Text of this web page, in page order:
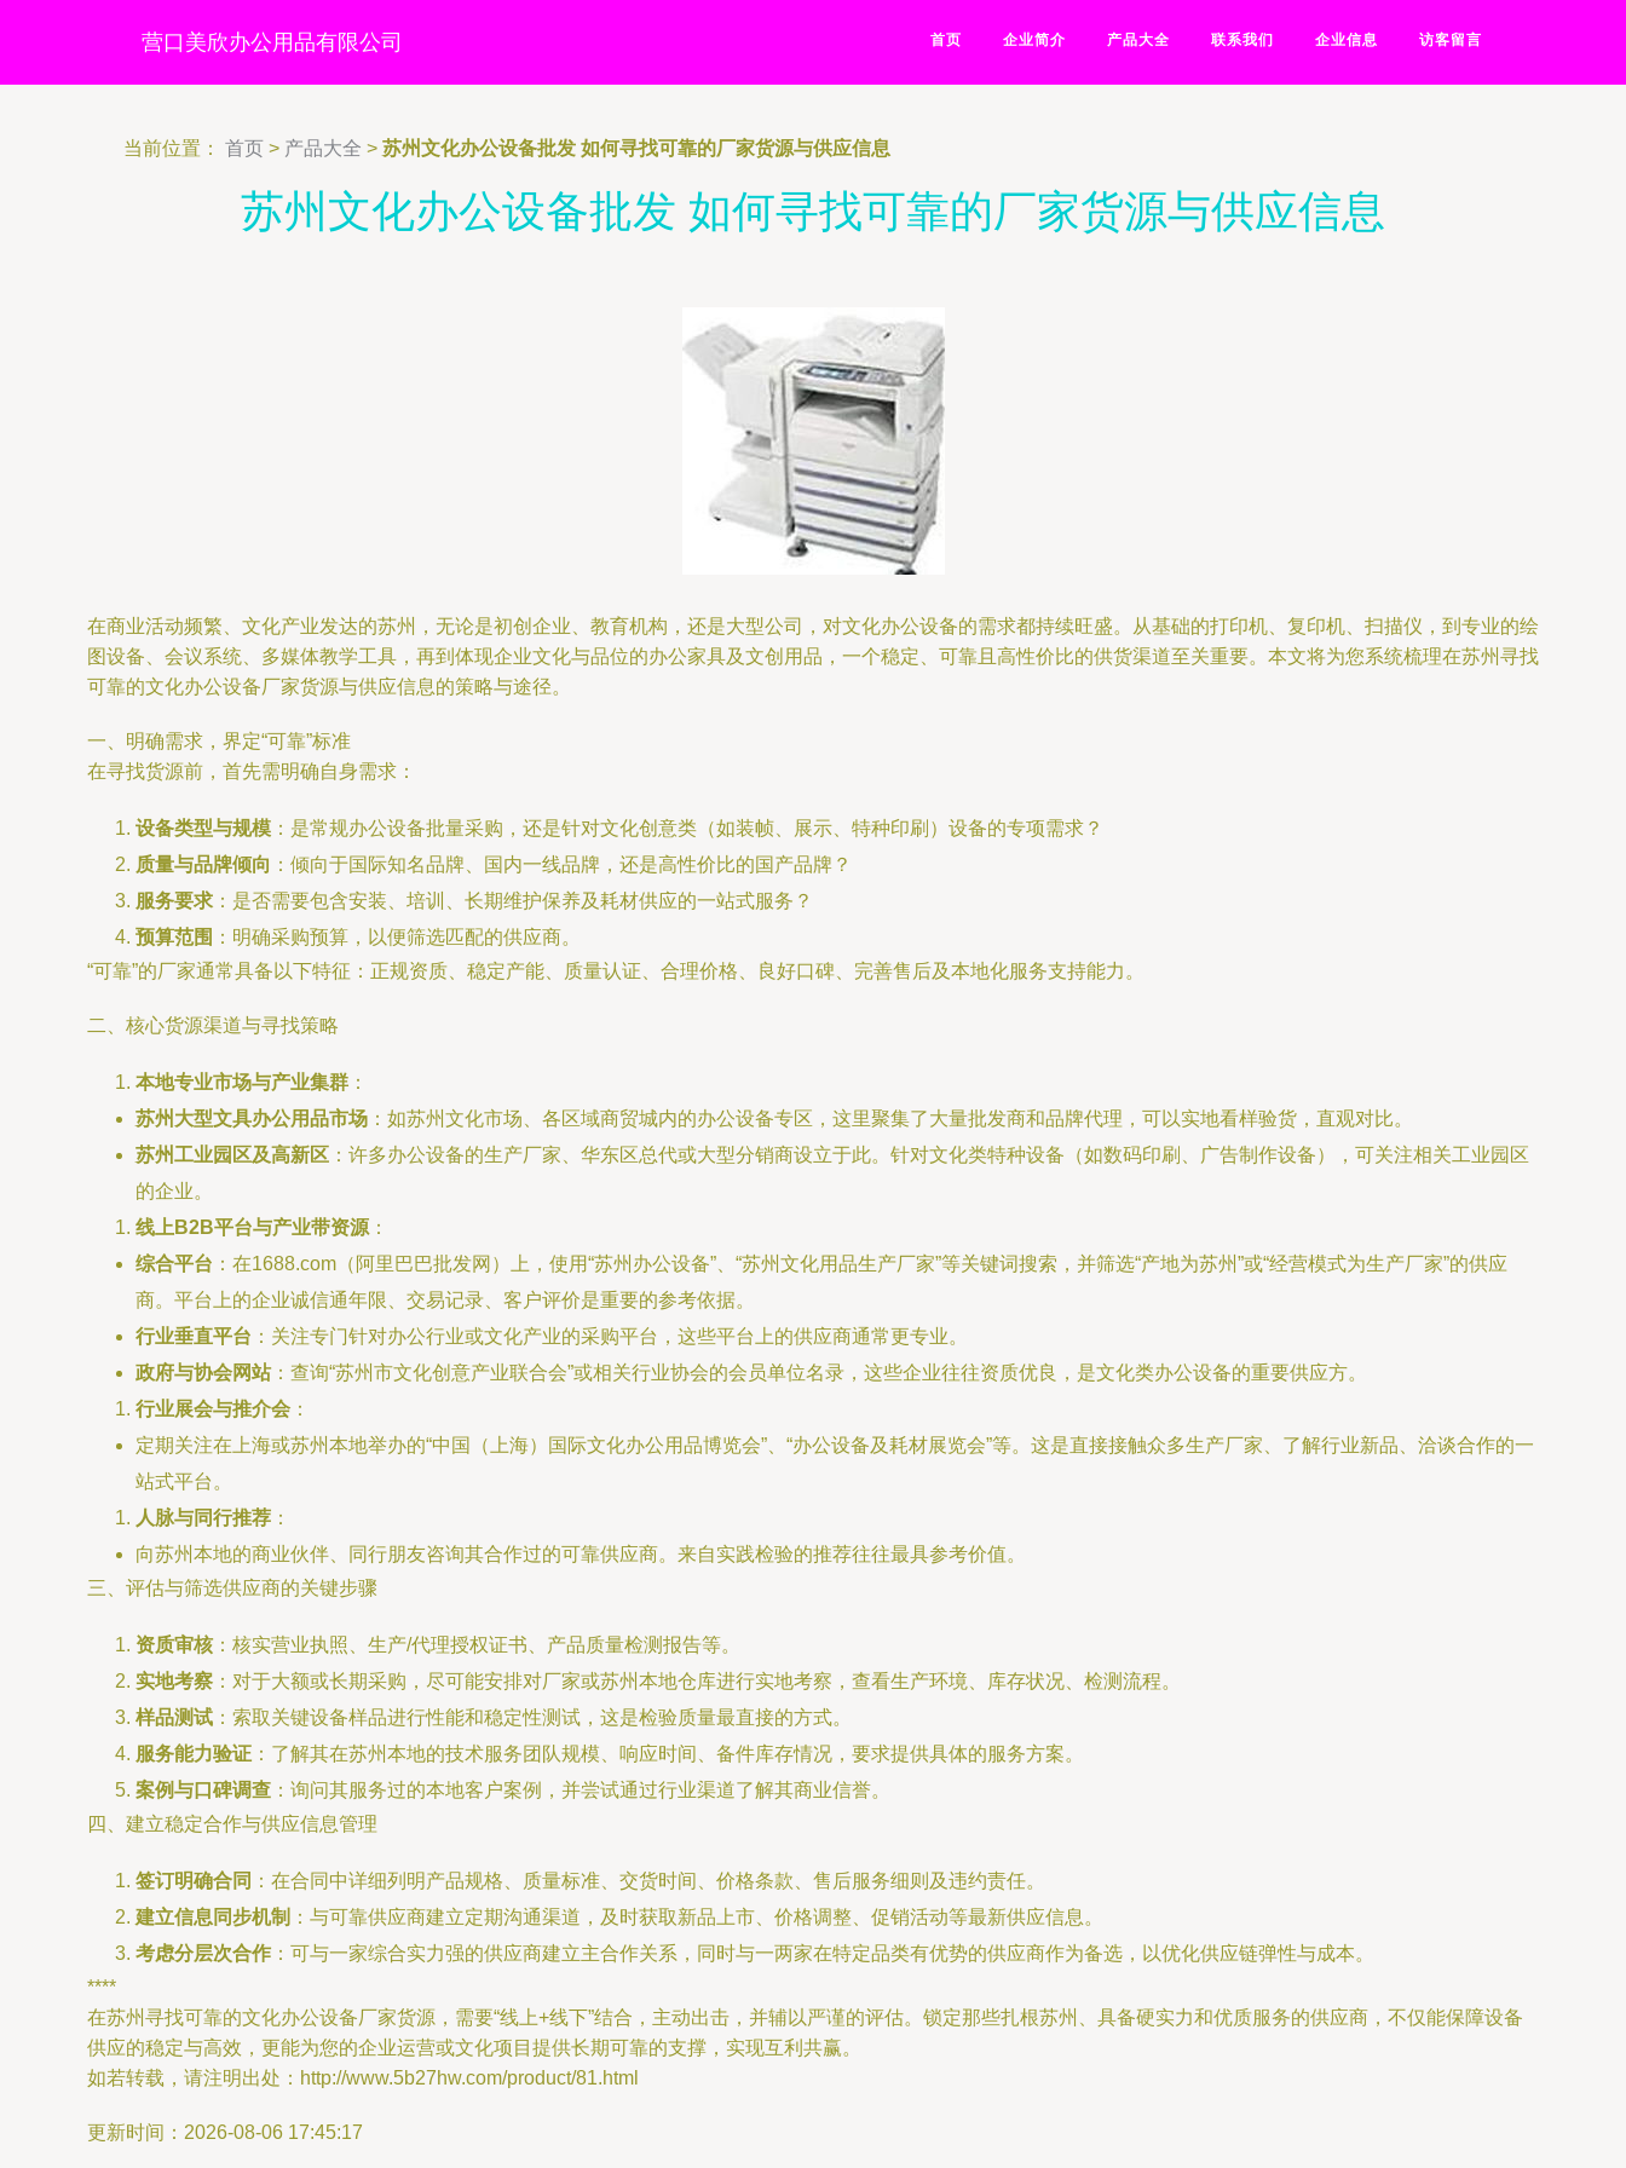
营口美欣办公用品有限公司 首页 企业简介 产品大全 联系我们 企业信息 访客留言
当前位置： 首页 > 产品大全 > 苏州文化办公设备批发 如何寻找可靠的厂家货源与供应信息
苏州文化办公设备批发 如何寻找可靠的厂家货源与供应信息
在商业活动频繁、文化产业发达的苏州，无论是初创企业、教育机构，还是大型公司，对文化办公设备的需求都持续旺盛。从基础的打印机、复印机、扫描仪，到专业的绘
图设备、会议系统、多媒体教学工具，再到体现企业文化与品位的办公家具及文创用品，一个稳定、可靠且高性价比的供货渠道至关重要。本文将为您系统梳理在苏州寻找
可靠的文化办公设备厂家货源与供应信息的策略与途径。
一、明确需求，界定“可靠”标准
在寻找货源前，首先需明确自身需求：
设备类型与规模 ：是常规办公设备批量采购，还是针对文化创意类（如装帧、展示、特种印刷）设备的专项需求？
质量与品牌倾向 ：倾向于国际知名品牌、国内一线品牌，还是高性价比的国产品牌？
服务要求 ：是否需要包含安装、培训、长期维护保养及耗材供应的一站式服务？
预算范围 ：明确采购预算，以便筛选匹配的供应商。
“可靠”的厂家通常具备以下特征：正规资质、稳定产能、质量认证、合理价格、良好口碑、完善售后及本地化服务支持能力。
二、核心货源渠道与寻找策略
本地专业市场与产业集群 ：
苏州大型文具办公用品市场 ：如苏州文化市场、各区域商贸城内的办公设备专区，这里聚集了大量批发商和品牌代理，可以实地看样验货，直观对比。
苏州工业园区及高新区 ：许多办公设备的生产厂家、华东区总代或大型分销商设立于此。针对文化类特种设备（如数码印刷、广告制作设备），可关注相关工业园区
的企业。
线上B2B平台与产业带资源 ：
综合平台 ：在1688.com（阿里巴巴批发网）上，使用“苏州办公设备”、“苏州文化用品生产厂家”等关键词搜索，并筛选“产地为苏州”或“经营模式为生产厂家”的供应
商。平台上的企业诚信通年限、交易记录、客户评价是重要的参考依据。
行业垂直平台 ：关注专门针对办公行业或文化产业的采购平台，这些平台上的供应商通常更专业。
政府与协会网站：查询“苏州市文化创意产业联合会”或相关行业协会的会员单位名录，这些企业往往资质优良，是文化类办公设备的重要供应方。
行业展会与推介会 ：
定期关注在上海或苏州本地举办的“中国（上海）国际文化办公用品博览会”、“办公设备及耗材展览会”等。这是直接接触众多生产厂家、了解行业新品、洽谈合作的一
站式平台。
人脉与同行推荐 ：
向苏州本地的商业伙伴、同行朋友咨询其合作过的可靠供应商。来自实践检验的推荐往往最具参考价值。
三、评估与筛选供应商的关键步骤
资质审核：核实营业执照、生产/代理授权证书、产品质量检测报告等。
实地考察 ：对于大额或长期采购，尽可能安排对厂家或苏州本地仓库进行实地考察，查看生产环境、库存状况、检测流程。
样品测试 ：索取关键设备样品进行性能和稳定性测试，这是检验质量最直接的方式。
服务能力验证 ：了解其在苏州本地的技术服务团队规模、响应时间、备件库存情况，要求提供具体的服务方案。
案例与口碑调查 ：询问其服务过的本地客户案例，并尝试通过行业渠道了解其商业信誉。
四、建立稳定合作与供应信息管理
签订明确合同 ：在合同中详细列明产品规格、质量标准、交货时间、价格条款、售后服务细则及违约责任。
建立信息同步机制 ：与可靠供应商建立定期沟通渠道，及时获取新品上市、价格调整、促销活动等最新供应信息。
考虑分层次合作 ：可与一家综合实力强的供应商建立主合作关系，同时与一两家在特定品类有优势的供应商作为备选，以优化供应链弹性与成本。
****
在苏州寻找可靠的文化办公设备厂家货源，需要“线上+线下”结合，主动出击，并辅以严谨的评估。锁定那些扎根苏州、具备硬实力和优质服务的供应商，不仅能保障设备
供应的稳定与高效，更能为您的企业运营或文化项目提供长期可靠的支撑，实现互利共赢。
如若转载，请注明出处：http://www.5b27hw.com/product/81.html
更新时间：2026-08-06 17:45:17